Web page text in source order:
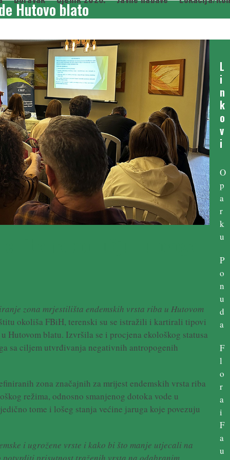
Hutovo blato
zona mrjestilišta endemskih vrsta riba u Hutovom
okoliša FBiH, terenski su se istražili i kartirali tipovi
Hutovom blatu. Izvršila se i procjena ekološkog statusa
sa ciljem utvrđivanja negativnih antropogenih
zona značajnih za mrijest endemskih vrsta riba
režima, odnosno smanjenog dotoka vode u
tome i lošeg stanja većine jaruga koje povezuju
i ugrožene vrste i kako bi što manje utjecali na
prisutnost traženih vrsta na odabranim
L
i
n
k
o
v
i
O
p
a
r
k
u
P
o
n
u
d
a
F
l
o
r
a
i
F
a
u